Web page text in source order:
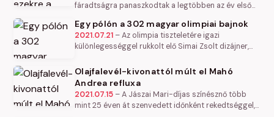
fáradtságra panaszkodtak a legtöbben az év első
egészségük iránt…
Egy pólón a 302 magyar olimpiai bajnok
2021.07.21 –Az olimpia tiszteletére igazi
különlegességgel rukkolt elő Simai Zsolt dizájner,
megnevezésével – mind a 302…
Olajfalevél-kivonattól múlt el Mahó
Andrea refluxa
2021.07.15 –A Jászai Mari-díjas színésznő több
mint 25 éven át szenvedett időnként rekedtséggel,